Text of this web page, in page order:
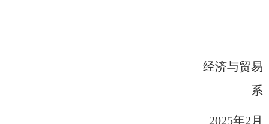
经济与贸易
系
2025年2月